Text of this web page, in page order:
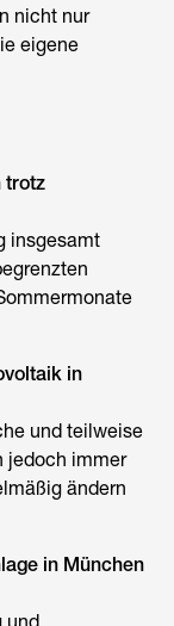
nicht nur
eigene
trotz
insgesamt
in
und teilweise
jedoch immer
ändern
in München